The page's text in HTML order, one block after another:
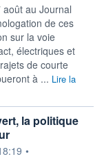
au Journal
de ces
sur la voie
électriques et
de courte
à ... Lire la
la politique
•